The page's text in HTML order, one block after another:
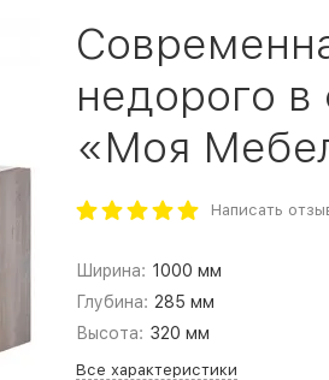
недорого
«Моя
Написать
Ширина: 1000 мм
Глубина: 285 мм
Высота: 320 мм
Все характеристики